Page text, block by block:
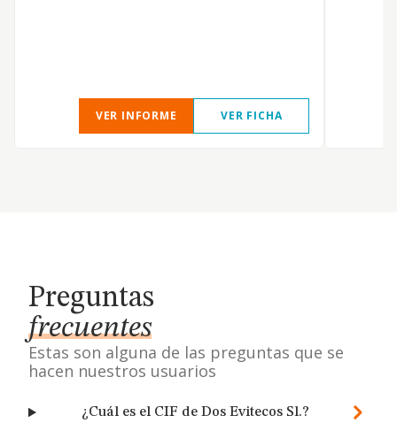
VER INFORME VER FICHA
Preguntas
frecuentes
Estas son alguna de las preguntas que se
hacen nuestros usuarios
¿Cuál es el CIF de Dos Evitecos Sl.?